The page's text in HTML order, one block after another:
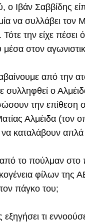
ο Ιβάν Σαββίδης
να συλλάβει τον
την είχε πέσει
μέσα στον
από την
ο
την επίθεση
Αλμέιδα
να καταλάβουν
το πούλμαν στο
φίλων
πάγκο του;
τι